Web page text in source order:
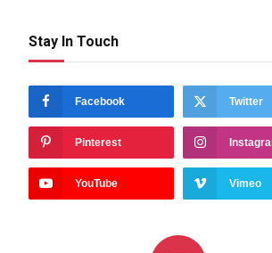
Stay In Touch
Facebook Twitter
Pinterest
YouTube Vimeo